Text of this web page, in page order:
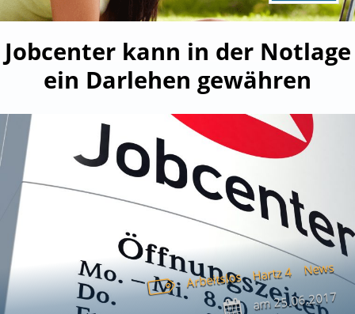
Jobcenter kann in der Notlage
ein Darlehen gewähren
Arbeitslos Hartz 4 News
am25.06.2017